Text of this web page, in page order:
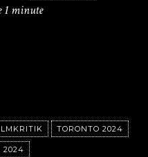
1 minute
TORONTO 2024
2024